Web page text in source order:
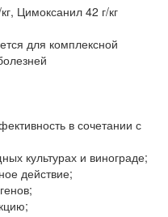
Цимоксанил 42 г/кг
для комплексной
в сочетании с
культурах и винограде;
действие;